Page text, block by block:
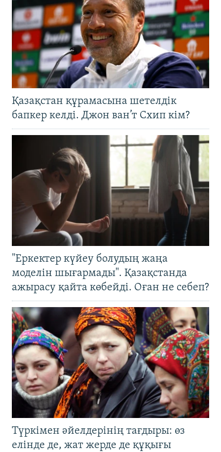
Қазақстан құрамасына шетелдік
бапкер келді. Джон ван’т Схип кім?
"Еркектер күйеу болудың жаңа
моделін шығармады". Қазақстанда
ажырасу қайта көбейді. Оған не себеп?
Түркімен әйелдерінің тағдыры: өз
елінде де, жат жерде де құқығы